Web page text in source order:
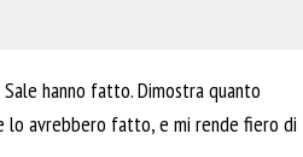
hanno fatto. Dimostra quanto
lo avrebbero fatto, e mi rende fiero di